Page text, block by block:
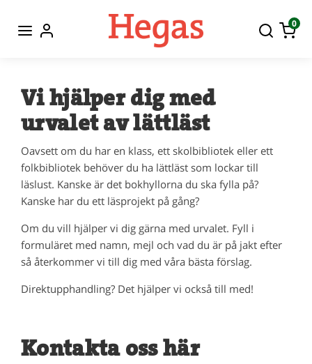
0
Vi hjälper dig med
urvalet av lättläst
Oavsett om du har en klass, ett skolbibliotek eller ett
folkbibliotek behöver du ha lättläst som lockar till
läslust. Kanske är det bokhyllorna du ska fylla på?
Kanske har du ett läsprojekt på gång?
Om du vill hjälper vi dig gärna med urvalet. Fyll i
formuläret med namn, mejl och vad du är på jakt efter
så återkommer vi till dig med våra bästa förslag.
Direktupphandling? Det hjälper vi också till med!
Kontakta oss här